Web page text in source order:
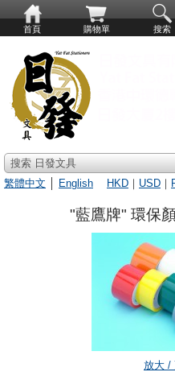
首頁 購物單 搜索
搜索 日發文具
繁體中文
English HKD ｜ USD ｜
"藍鷹牌" 環保
放大 /